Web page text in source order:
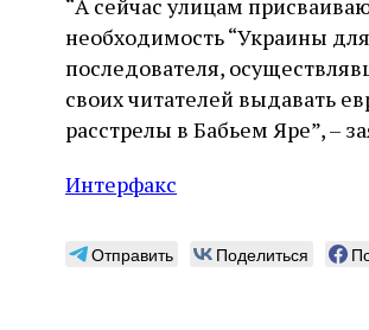
“А сейчас улицам
необходимость “Украины
последователя,
своих читателей выдавать
расстрелы в Бабьем Яре”, –
Интерфакс
Отправить Поделиться